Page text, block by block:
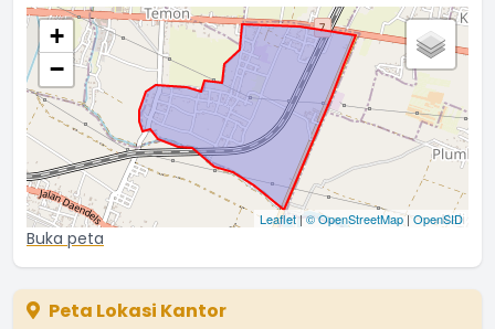
+
−
Leaflet|© OpenStreetMap|OpenSID
Buka peta
Peta Lokasi Kantor